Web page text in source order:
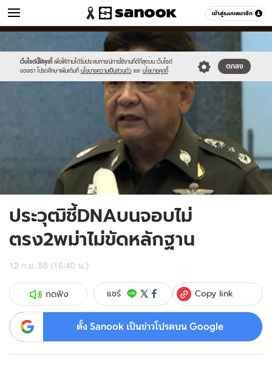
เข้าสู่ระบบสมาชิก
ข่าว หมวดอื่นๆ
เว็บไซต์นี้ใช้คุกกี้ เพื่อให้ท่านได้รับประสบการณ์การใช้งานที่ดีที่สุดบน เว็บไซต์
ของเรา โปรดศึกษาเพิ่มเติมที่ นโยบายความเป็นส่วนตัว และ นโยบายคุกกี้
ตกลง
//s.isanook.com/sr/0/images/logo-
new-
sanook.png
//s.isanook.com/ns/0/ud/372/1864354/645462-
01.jpg
ประวุฒิชี้DNAบนจอบไม่
ตรง2พม่าไม่ขัดหลักฐาน
12 ก.ย. 58 (16:40 น.)
กดฟัง แชร์ Copy link
ตั้ง Sanook เป็นข่าวโปรดบน Google